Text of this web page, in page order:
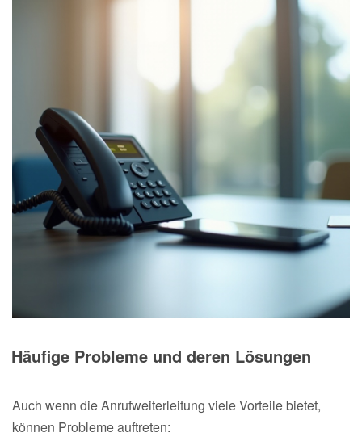
Häufige Probleme und deren Lösungen
Auch wenn die Anrufweiterleitung viele Vorteile bietet,
können Probleme auftreten: